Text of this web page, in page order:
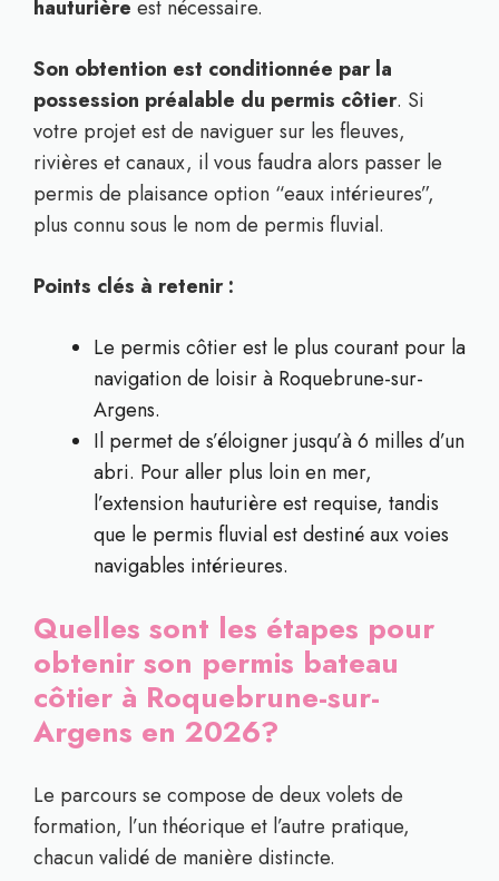
hauturière est nécessaire.
Son obtention est conditionnée par la
possession préalable du permis côtier. Si
votre projet est de naviguer sur les fleuves,
rivières et canaux, il vous faudra alors passer le
permis de plaisance option “eaux intérieures”,
plus connu sous le nom de permis fluvial.
Points clés à retenir :
Le permis côtier est le plus courant pour la
navigation de loisir à Roquebrune-sur-
Argens.
Il permet de s’éloigner jusqu’à 6 milles d’un
abri. Pour aller plus loin en mer,
l’extension hauturière est requise, tandis
que le permis fluvial est destiné aux voies
navigables intérieures.
Quelles sont les étapes pour
obtenir son permis bateau
côtier à Roquebrune-sur-
Argens en 2026?
Le parcours se compose de deux volets de
formation, l’un théorique et l’autre pratique,
chacun validé de manière distincte.